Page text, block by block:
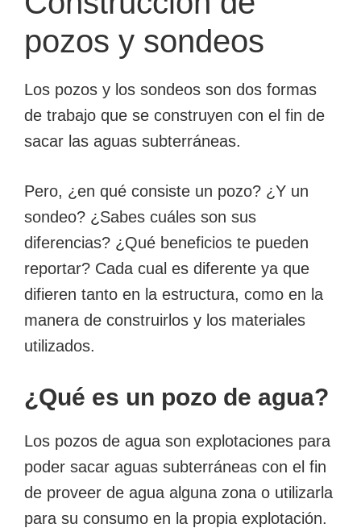
pozos y sondeos
Los pozos y los sondeos son dos formas
de trabajo que se construyen con el fin de
sacar las aguas subterráneas.
Pero, ¿en qué consiste un pozo? ¿Y un
sondeo? ¿Sabes cuáles son sus
diferencias? ¿Qué beneficios te pueden
reportar? Cada cual es diferente ya que
difieren tanto en la estructura, como en la
manera de construirlos y los materiales
utilizados.
¿Qué es un pozo de agua?
Los pozos de agua son explotaciones para
poder sacar aguas subterráneas con el fin
de proveer de agua alguna zona o utilizarla
para su consumo en la propia explotación.